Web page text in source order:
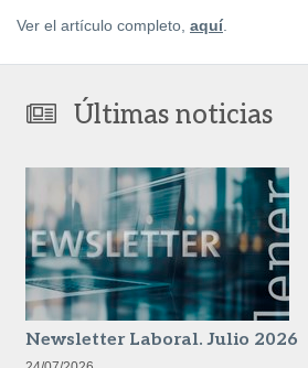
Ver el artículo completo, aquí.
Últimas noticias
Newsletter Laboral. Julio 2026